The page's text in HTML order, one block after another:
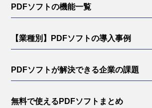
PDFソフトの機能一覧
【業種別】PDFソフトの導入事例
PDFソフトが解決できる企業の課題
無料で使えるPDFソフトまとめ